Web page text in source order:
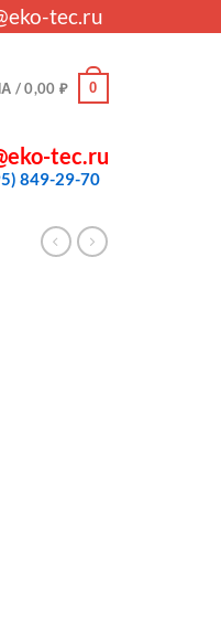
tec.ru
/0,00 ₽ 0
tec.ru
849-29-70